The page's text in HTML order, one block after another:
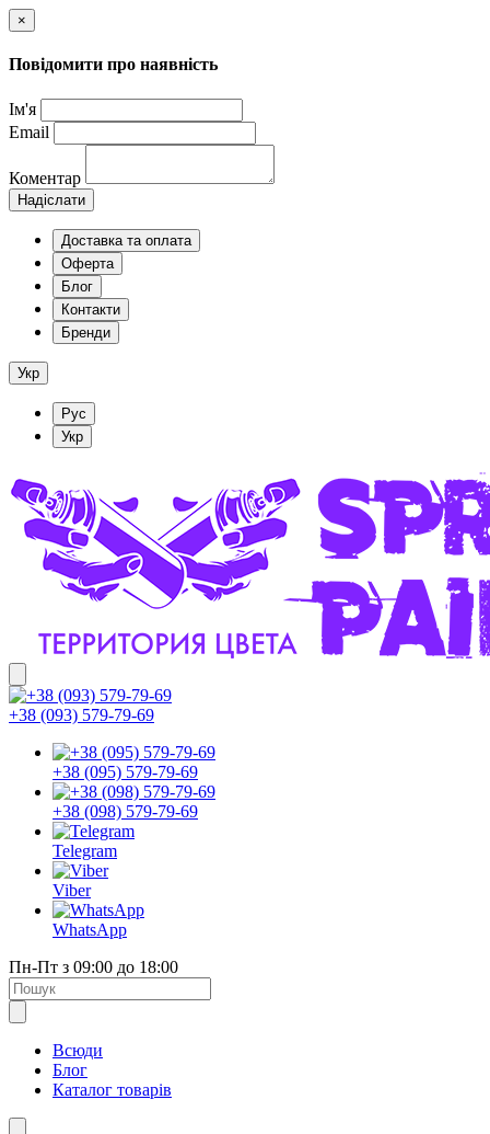
×
Повідомити про наявність
Ім'я
Email
Коментар
Надіслати
Доставка та оплата
Оферта
Блог
Контакти
Бренди
Укр
Рус
Укр
+38 (093) 579-79-69
+38 (095) 579-79-69
+38 (098) 579-79-69
Telegram
Viber
WhatsApp
Пн-Пт з 09:00 до 18:00
Всюди
Блог
Каталог товарів